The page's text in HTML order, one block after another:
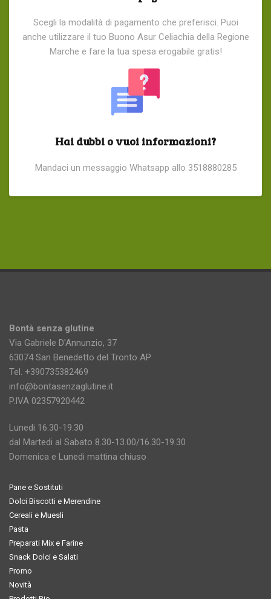
Scegli la modalità di pagamento che preferisci. Puoi
anche utilizzare il tuo Buono Asur Celiachia della Regione
Marche e fare la tua spesa erogabile gratis!
Hai dubbi o vuoi informazioni?
Mandaci un messaggio Whatsapp allo 3518880285
Bontà senza glutine
Via Gabriele D'Annunzio, 37
63074 San Benedetto del Tronto AP
Tel. +390735382469
info@bontasenzaglutine.it
P.IVA 02357920442
Lunedi 16.30-19.30
dal Martedi al Sabato 8.30-13.00/16.30-19.30
Domenica e Lunedi mattina chiuso
Pane e Sostituti
Dolci Biscotti e Merendine
Cereali e Muesli
Pasta
Preparati Mix e Farine
Snack Dolci e Salati
Promo
Novità